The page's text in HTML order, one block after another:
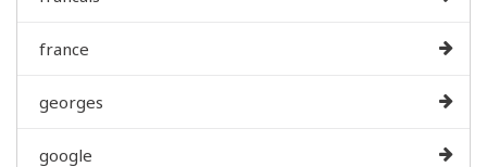
france
georges
google